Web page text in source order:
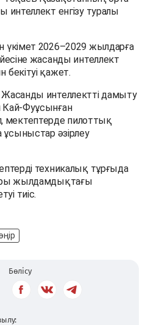
интеллект енгізу туралы
үкімет 2026–2029 жылдарға
жасанды интеллект
бекітуі қажет.
Жасанды интеллектті дамыту
Кай-Фуұсынған
пилоттық
әзірлеу
техникалық тұрғыда
жылдамдықтағы
тиіс.
Бөлісу